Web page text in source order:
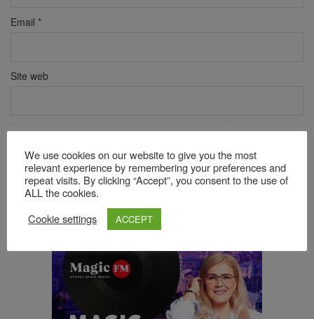
Email *
Site web
Verificare anti-robot
Click pentru a începe verificarea
Friendly Captcha ⇗
Acest site folosește Akismet pentru a reduce spamul.
We use cookies on our website to give you the most
relevant experience by remembering your preferences and
repeat visits. By clicking “Accept”, you consent to the use of
ALL the cookies.
Cookie settings
ACCEPT